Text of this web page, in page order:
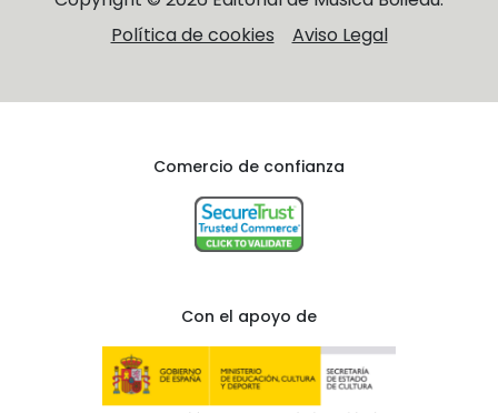
Política de cookies
Aviso Legal
Comercio de confianza
Con el apoyo de